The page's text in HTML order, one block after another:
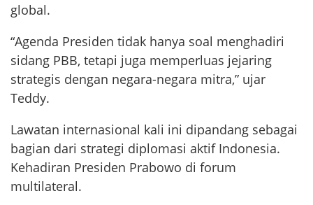
global.
“Agenda Presiden tidak hanya soal menghadiri
sidang PBB, tetapi juga memperluas jejaring
strategis dengan negara-negara mitra,” ujar
Teddy.
Lawatan internasional kali ini dipandang sebagai
bagian dari strategi diplomasi aktif Indonesia.
Kehadiran Presiden Prabowo di forum
multilateral.